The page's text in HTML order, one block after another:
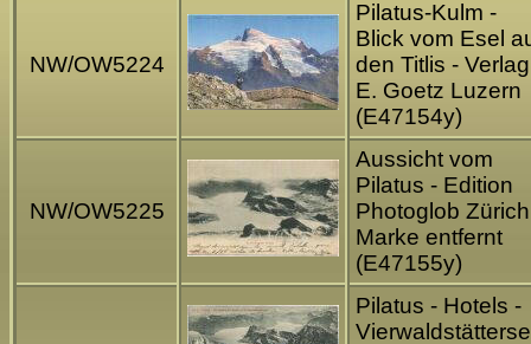
NW/OW5224
Pilatus-Kulm -
Blick vom Esel
den Titlis - Verlag
E. Goetz Luzern
(E47154y)
NW/OW5225
Aussicht vom
Pilatus - Edition
Photoglob
Marke entfernt
(E47155y)
Pilatus - Hotels -